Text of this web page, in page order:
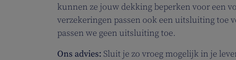
kunnen ze jouw dekking beperken voor een
verzekeringen passen ook een uitsluiting toe
passen we geen uitsluiting toe.
Ons advies: Sluit je zo vroeg mogelijk in je